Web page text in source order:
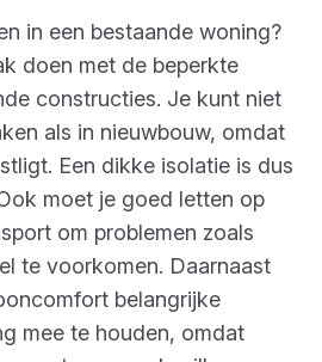
in een bestaande woning?
doen met de beperkte
constructies. Je kunt niet
als in nieuwbouw, omdat
Een dikke isolatie is dus
moet je goed letten op
om problemen zoals
te voorkomen. Daarnaast
belangrijke
mee te houden, omdat